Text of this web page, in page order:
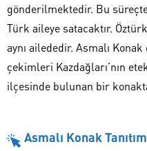
gönderilmektedir. Bu
Türk aileye satacaktır.
aynı ailededir. Asmalı
çekimleri Kazdağları’nın
ilçesinde bulunan bir
Asmalı Konak